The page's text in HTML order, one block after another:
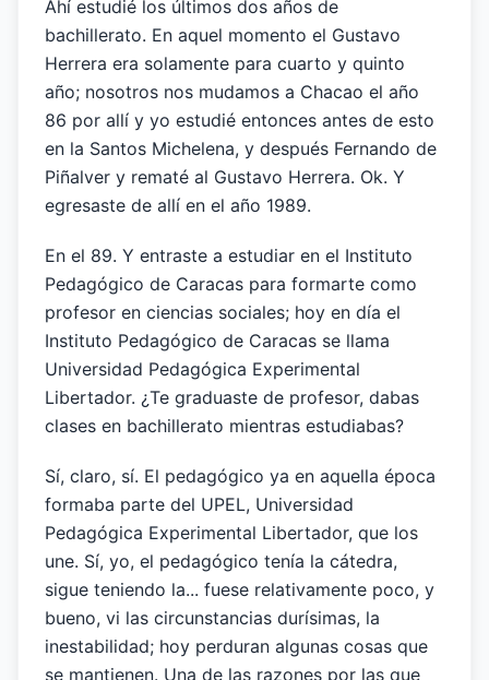
Ahí estudié los últimos dos años de
bachillerato. En aquel momento el Gustavo
Herrera era solamente para cuarto y quinto
año; nosotros nos mudamos a Chacao el año
86 por allí y yo estudié entonces antes de esto
en la Santos Michelena, y después Fernando de
Piñalver y rematé al Gustavo Herrera. Ok. Y
egresaste de allí en el año 1989.
En el 89. Y entraste a estudiar en el Instituto
Pedagógico de Caracas para formarte como
profesor en ciencias sociales; hoy en día el
Instituto Pedagógico de Caracas se llama
Universidad Pedagógica Experimental
Libertador. ¿Te graduaste de profesor, dabas
clases en bachillerato mientras estudiabas?
Sí, claro, sí. El pedagógico ya en aquella época
formaba parte del UPEL, Universidad
Pedagógica Experimental Libertador, que los
une. Sí, yo, el pedagógico tenía la cátedra,
sigue teniendo la... fuese relativamente poco, y
bueno, vi las circunstancias durísimas, la
inestabilidad; hoy perduran algunas cosas que
se mantienen. Una de las razones por las que